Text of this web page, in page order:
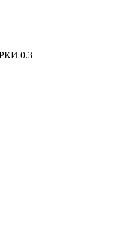
0.3